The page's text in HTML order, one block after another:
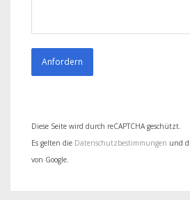
Diese Seite wird durch reCAPTCHA geschützt.
Es gelten die Datenschutzbestimmungen und
von Google.